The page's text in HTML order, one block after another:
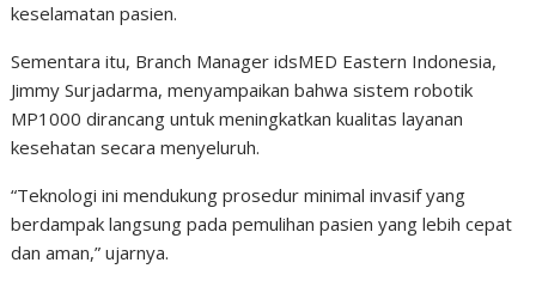
keselamatan pasien.
Sementara itu, Branch Manager idsMED Eastern Indonesia,
Jimmy Surjadarma, menyampaikan bahwa sistem robotik
MP1000 dirancang untuk meningkatkan kualitas layanan
kesehatan secara menyeluruh.
“Teknologi ini mendukung prosedur minimal invasif yang
berdampak langsung pada pemulihan pasien yang lebih cepat
dan aman,” ujarnya.